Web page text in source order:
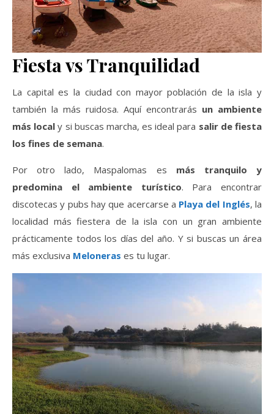
Fiesta vs Tranquilidad
La capital es la ciudad con mayor población de la isla y
también la más ruidosa. Aquí encontrarás un ambiente
más local y si buscas marcha, es ideal para salir de fiesta
los fines de semana.
Por otro lado, Maspalomas es más tranquilo y
predomina el ambiente turístico. Para encontrar
discotecas y pubs hay que acercarse a Playa del Inglés, la
localidad más fiestera de la isla con un gran ambiente
prácticamente todos los días del año. Y si buscas un área
más exclusiva Meloneras es tu lugar.